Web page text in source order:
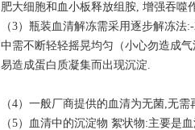
肥大细胞和血小板释放组胺, 增强吞噬
（3）瓶装血清解冻需采用逐步解冻
中需不断轻轻摇晃均匀（小心勿造成
易造成蛋白质凝集而出现沉淀.
（4）一般厂商提供的血清为无菌,无
（5）血清中的沉淀物 絮状物:主要是